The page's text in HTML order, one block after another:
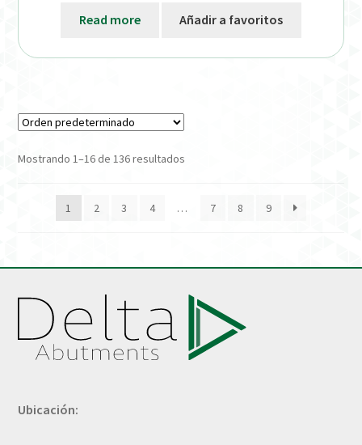
Read more Añadir a favoritos
Mostrando 1–16 de 136 resultados
1 2 3 4 … 7 8 9
Ubicación: